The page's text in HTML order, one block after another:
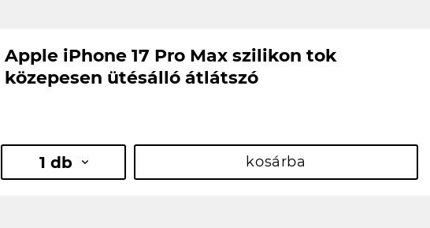
Apple iPhone 17 Pro Max szilikon tok
közepesen ütésálló átlátszó
1 db kosárba